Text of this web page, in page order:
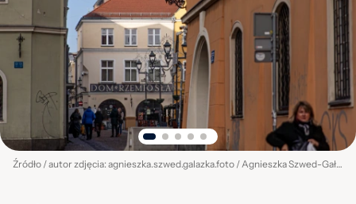
Źródło / autor zdjęcia: agnieszka.szwed.galazka.foto / Agnieszka Szwed-Gałązka